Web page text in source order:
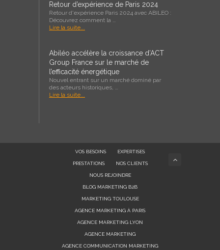
Retour d’expérience de Paris 2024
Retour d'expérience Paris 2024 avec ABILEO :
Découvrez comment la …
Lire la suite...
Abiléo accélère la croissance d’ACT
Group France sur le marché de
l’efficacité énergétique
Nouvel entrant sur un marché dominé par
des acteurs historiques, …
Lire la suite...
VOS BESOINS EXPERTISES
PRESTATIONS NOS CLIENTS
NOUS REJOINDRE
BLOG MARKETING B2B
MARKETING TOULOUSE
AGENCE MARKETING À PARIS
AGENCE MARKETING LYON
AGENCE MARKETING
AGENCE COMMUNICATION MARKETING